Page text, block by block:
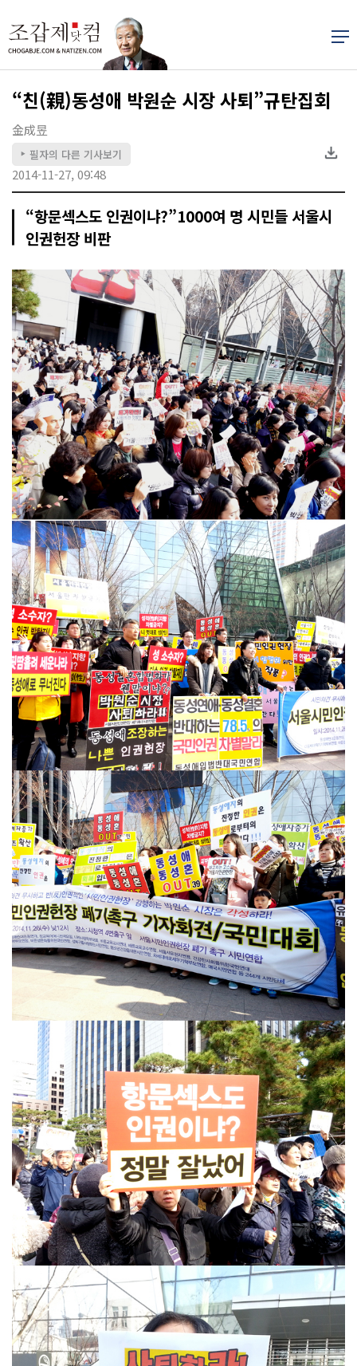
“친(親)동성애 박원순 시장 사퇴”규탄집회
金成昱
▶ 필자의 다른 기사보기
2014-11-27, 09:48
“항문섹스도 인권이냐?”1000여 명 시민들 서울시
인권헌장 비판